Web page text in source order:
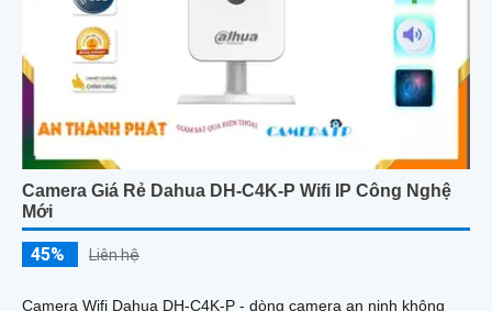
Camera Giá Rẻ Dahua DH-C4K-P Wifi IP Công Nghệ
Mới
45% Liên hệ
Camera Wifi Dahua DH-C4K-P - dòng camera an ninh không